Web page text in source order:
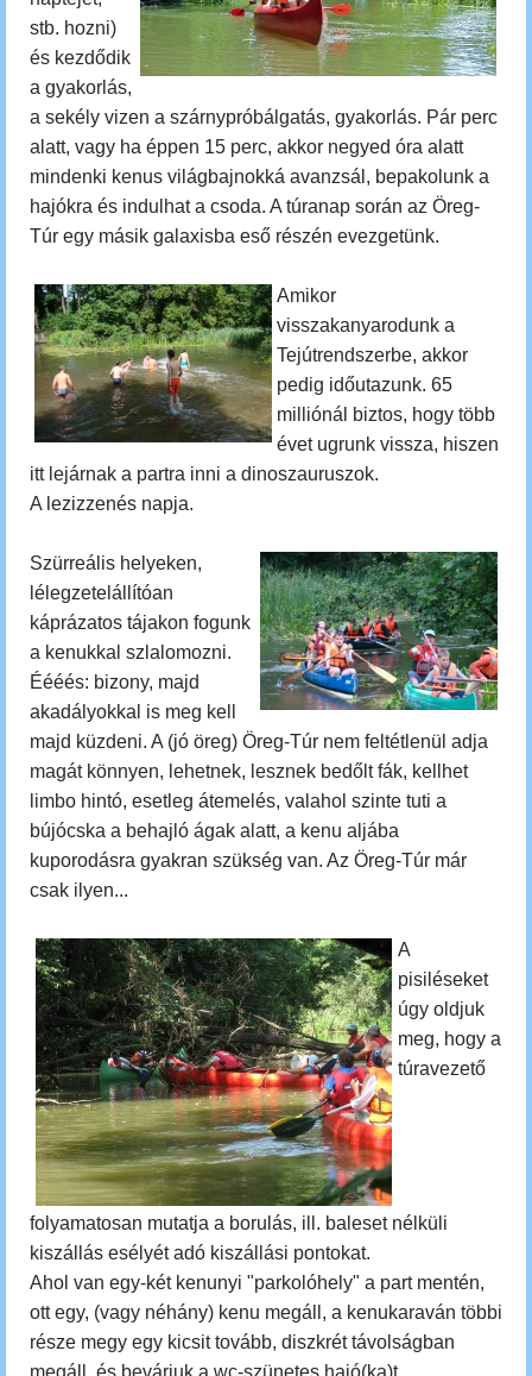
stb. hozni)
és kezdődik
a gyakorlás,
a sekély vizen a szárnypróbálgatás, gyakorlás. Pár perc
alatt, vagy ha éppen 15 perc, akkor negyed óra alatt
mindenki kenus világbajnokká avanzsál, bepakolunk a
hajókra és indulhat a csoda. A túranap során az Öreg-
Túr egy másik galaxisba eső részén evezgetünk.
Amikor
visszakanyarodunk a
Tejútrendszerbe, akkor
pedig időutazunk. 65
milliónál biztos, hogy több
évet ugrunk vissza, hiszen
itt lejárnak a partra inni a dinoszauruszok.
A lezizzenés napja.
Szürreális helyeken,
lélegzetelállítóan
káprázatos tájakon fogunk
a kenukkal szlalomozni.
Éééés: bizony, majd
akadályokkal is meg kell
majd küzdeni. A (jó öreg) Öreg-Túr nem feltétlenül adja
magát könnyen, lehetnek, lesznek bedőlt fák, kellhet
limbo hintó, esetleg átemelés, valahol szinte tuti a
bújócska a behajló ágak alatt, a kenu aljába
kuporodásra gyakran szükség van. Az Öreg-Túr már
csak ilyen...
A
pisiléseket
úgy oldjuk
meg, hogy a
túravezető
folyamatosan mutatja a borulás, ill. baleset nélküli
kiszállás esélyét adó kiszállási pontokat.
Ahol van egy-két kenunyi "parkolóhely" a part mentén,
ott egy, (vagy néhány) kenu megáll, a kenukaraván többi
része megy egy kicsit tovább, diszkrét távolságban
megáll, és bevárjuk a wc-szünetes hajó(ka)t.